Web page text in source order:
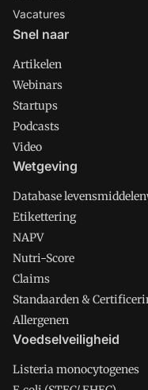
Vacatures
Snel naar
Artikelen
Webinars
Startups
Podcasts
Video
Wetgeving
Database
Etikettering
NAPV
Nutri-Score
Claims
Standaarden &
Allergenen
Voedselveiligheid
Listeria monocytogenes